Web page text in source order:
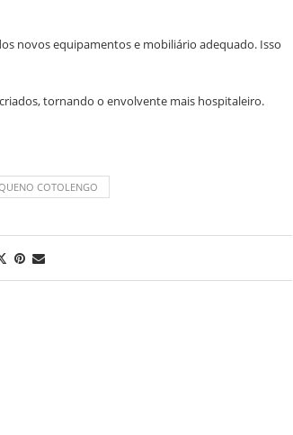
novos equipamentos e mobiliário adequado. Isso
tornando o envolvente mais hospitaleiro.
COTOLENGO